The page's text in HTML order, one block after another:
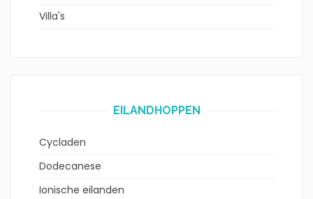
Villa's
EILANDHOPPEN
Cycladen
Dodecanese
Ionische eilanden